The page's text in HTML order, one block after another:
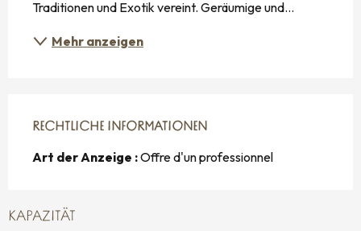
Traditionen und Exotik vereint. Geräumige und...
Mehr anzeigen
RECHTLICHE INFORMATIONEN
RECHTLICHE INFORMATIONEN
Art der Anzeige :Offre d'un professionnel
KAPAZITÄT